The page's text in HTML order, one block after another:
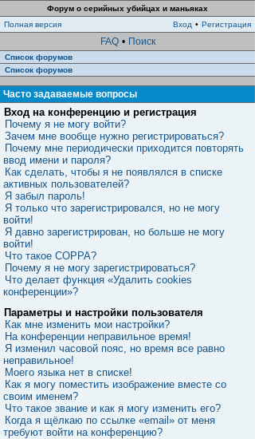
Форум о серийных убийцах и маньяках
Полная версия
Вход • Регистрация
FAQ • Поиск
Список форумов
Список форумов
Часто задаваемые вопросы
Вход на конференцию и регистрация
Почему я не могу войти?
Зачем мне вообще нужно регистрироваться?
Почему мне периодически приходится повторять
ввод имени и пароля?
Как сделать, чтобы я не появлялся в списке
активных пользователей?
Я забыл пароль!
Я только что зарегистрировался, но не могу
войти!
Я давно зарегистрирован, но больше не могу
войти!
Что такое COPPA?
Почему я не могу зарегистрироваться?
Что делает функция «Удалить cookies
конференции»?
Параметры и настройки пользователя
Как мне изменить мои настройки?
На конференции неправильное время!
Я изменил часовой пояс, но время все равно
неправильное!
Моего языка нет в списке!
Как я могу поместить изображение вместе со
своим именем?
Что такое звание и как я могу изменить его?
Когда я щёлкаю по ссылке «email» от меня
требуют войти на конференцию?